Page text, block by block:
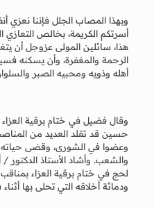
وبهذا المصاب الجلل فإننا نعزي
أسرتكم الكريمة، بخالص التعازي
هذا، سائلين المولى عزوجل أن
الرحمة والمغفرة، وأن يسكنه
أهله وذويه ومحبيه الصبر
وقال فضيل في ختام برقية
حسين قد تقلد العديد من
وعضوا في الشورى، وقضى
والشعب. وأشاد الأستاذ
لحج في ختام برقية العزاء
ودماثة أخلاقه التي تحلى بها